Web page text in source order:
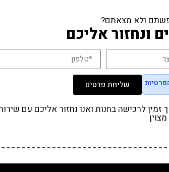
ולא מצאתם?
ונחזור אליכם
שליחת פרטים
לרכישה בחנות ואנו נחזור אליכם עם
מצוין